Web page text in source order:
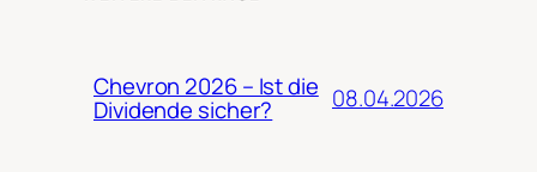
Chevron 2026 – Ist die
Dividende sicher? 08.04.2026